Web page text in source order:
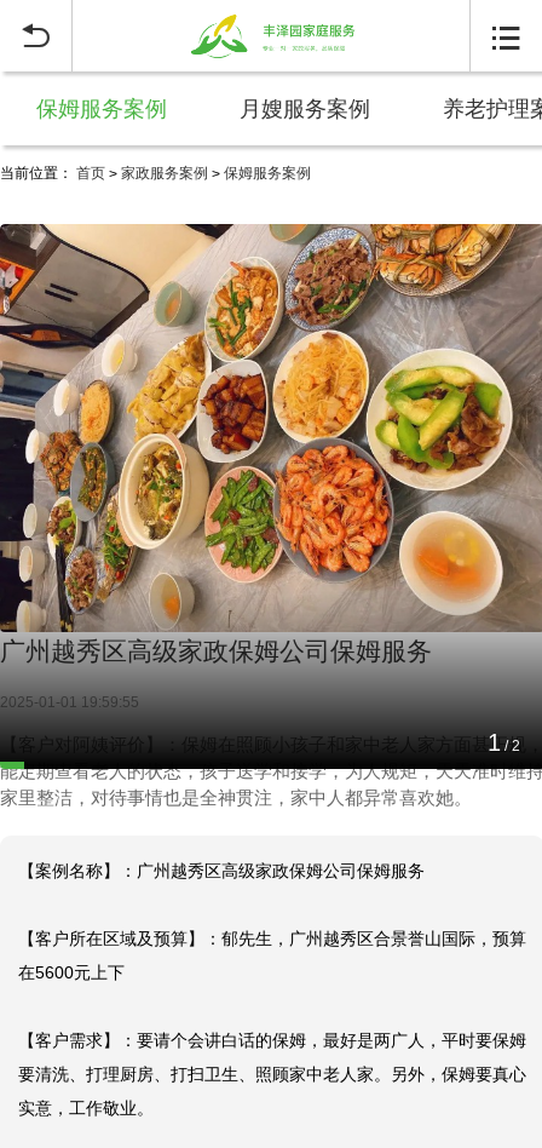
 
保姆服务案例 月嫂服务案例 养老护理
当前位置： 首页 > 家政服务案例 > 保姆服务案例
2 /2
广州越秀区高级家政保姆公司保姆服务
2025-01-01 19:59:55
【客户对阿姨评价】：保姆在照顾小孩子和家中老人家方面甚正规
能定期查看老人的状态，孩子送学和接学，为人规矩，天天准时维
家里整洁，对待事情也是全神贯注，家中人都异常喜欢她。
【案例名称】：广州越秀区高级家政保姆公司保姆服务
【客户所在区域及预算】：郁先生，广州越秀区合景誉山国际，预算
在5600元上下
【客户需求】：要请个会讲白话的保姆，最好是两广人，平时要保姆
要清洗、打理厨房、打扫卫生、照顾家中老人家。另外，保姆要真心
实意，工作敬业。